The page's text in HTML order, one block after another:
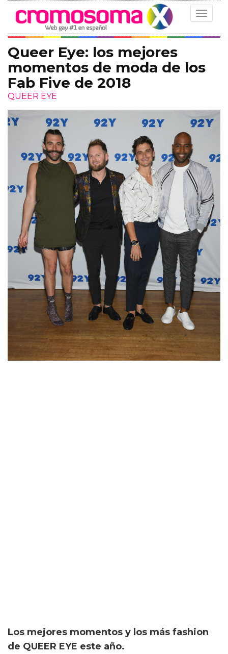
Toggle
Queer Eye: los mejores
momentos de moda de los
Fab Five de 2018
QUEER EYE
Los mejores momentos y los más fashion
de QUEER EYE este año.